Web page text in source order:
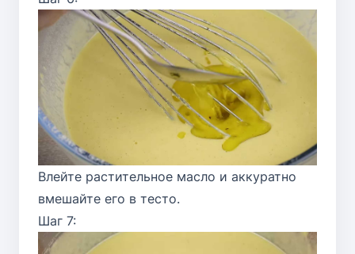
Влейте растительное масло и аккуратно
вмешайте его в тесто.
Шаг 7: